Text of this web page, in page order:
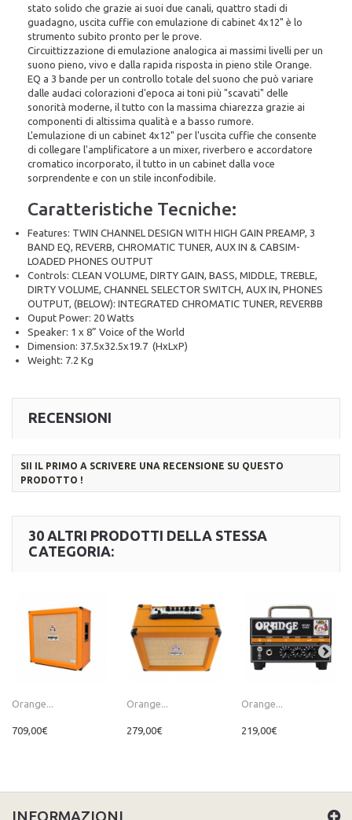
stato solido che grazie ai suoi due canali, quattro stadi di
guadagno, uscita cuffie con emulazione di cabinet 4x12" è lo
strumento subito pronto per le prove.
Circuittizzazione di emulazione analogica ai massimi livelli per un
suono pieno, vivo e dalla rapida risposta in pieno stile Orange.
EQ a 3 bande per un controllo totale del suono che può variare
dalle audaci colorazioni d'epoca ai toni più "scavati" delle
sonorità moderne, il tutto con la massima chiarezza grazie ai
componenti di altissima qualità e a basso rumore.
L'emulazione di un cabinet 4x12" per l'uscita cuffie che consente
di collegare l'amplificatore a un mixer, riverbero e accordatore
cromatico incorporato, il tutto in un cabinet dalla voce
sorprendente e con un stile inconfodibile.
Caratteristiche Tecniche:
Features: TWIN CHANNEL DESIGN WITH HIGH GAIN PREAMP, 3
BAND EQ, REVERB, CHROMATIC TUNER, AUX IN & CABSIM-
LOADED PHONES OUTPUT
Controls: CLEAN VOLUME, DIRTY GAIN, BASS, MIDDLE, TREBLE,
DIRTY VOLUME, CHANNEL SELECTOR SWITCH, AUX IN, PHONES
OUTPUT, (BELOW): INTEGRATED CHROMATIC TUNER, REVERBB
Ouput Power: 20 Watts
Speaker: 1 x 8” Voice of the World
Dimension: 37.5x32.5x19.7 (HxLxP)
Weight: 7.2 Kg
RECENSIONI
SII IL PRIMO A SCRIVERE UNA RECENSIONE SU QUESTO
PRODOTTO !
30 ALTRI PRODOTTI DELLA STESSA
CATEGORIA:
Orange...
709,00€
Orange...
279,00€
Orange...
219,00€
INFORMAZIONI